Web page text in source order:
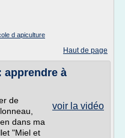
d apiculture
Haut de page
apprendre à
voir la vidéo
de
dans ma
"Miel et